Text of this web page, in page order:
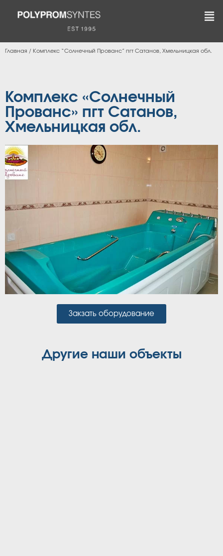
Главная / Комплекс “Солнечный Прованс” пгт Сатанов, Хмельницкая обл.
Комплекс «Солнечный
Прованс» пгт Сатанов,
Хмельницкая обл.
Закзать оборудование
Другие наши объекты